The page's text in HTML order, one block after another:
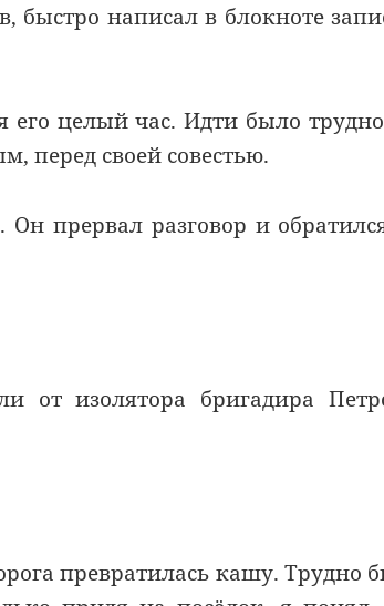
быстро написал в блокноте
его целый час. Идти было
перед своей совестью.
прервал разговор и
изолятора бригадира
превратилась кашу. Трудно